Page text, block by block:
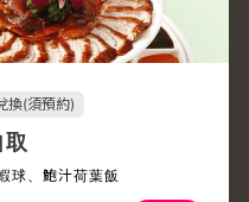
換(須預約)
取
球、鮑汁荷葉飯